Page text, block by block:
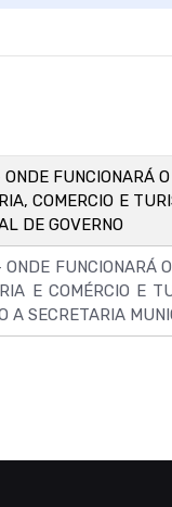
FUNCIONARÁ
COMERCIO E
DE GOVERNO
FUNCIONARÁ
E COMÉRCIO E
A SECRETARIA